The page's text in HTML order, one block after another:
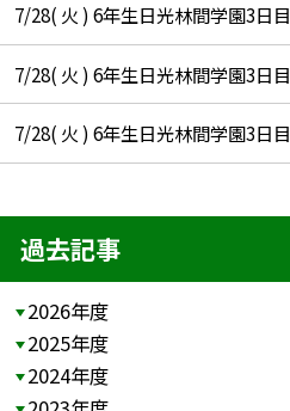
7/28( 火 ) 6年生日光林間学園3日目
7/28( 火 ) 6年生日光林間学園3日目
7/28( 火 ) 6年生日光林間学園3日目
過去記事
2026年度
2025年度
2024年度